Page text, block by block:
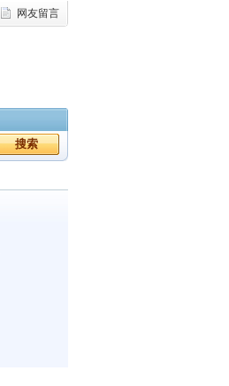
网友留言